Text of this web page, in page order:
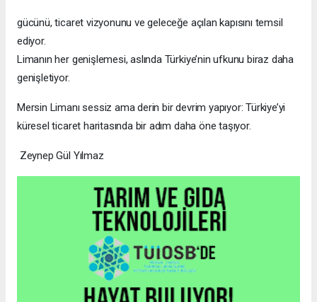
gücünü, ticaret vizyonunu ve geleceğe açılan kapısını temsil
ediyor.
Limanın her genişlemesi, aslında Türkiye’nin ufkunu biraz daha
genişletiyor.
Mersin Limanı sessiz ama derin bir devrim yapıyor: Türkiye’yi
küresel ticaret haritasında bir adım daha öne taşıyor.
Zeynep Gül Yılmaz